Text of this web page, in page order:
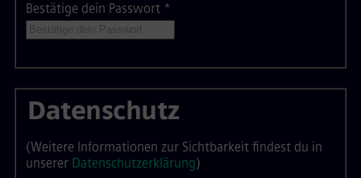
Bestätige dein Passwort *
Datenschutz
(Weitere Informationen zur Sichtbarkeit findest du in
unserer Datenschutzerklärung)